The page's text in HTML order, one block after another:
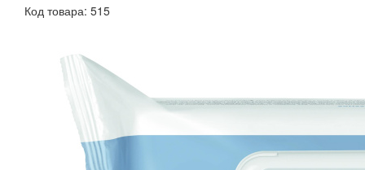
Код товара: 515